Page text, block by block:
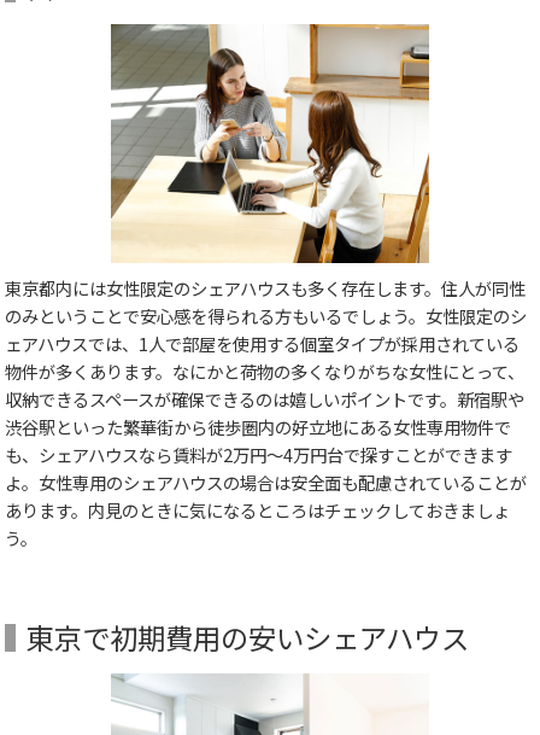
東京都内には女性限定のシェアハウスも多く存在します。住人が同性
のみということで安心感を得られる方もいるでしょう。女性限定のシ
ェアハウスでは、1人で部屋を使用する個室タイプが採用されている
物件が多くあります。なにかと荷物の多くなりがちな女性にとって、
収納できるスペースが確保できるのは嬉しいポイントです。新宿駅や
渋谷駅といった繁華街から徒歩圏内の好立地にある女性専用物件で
も、シェアハウスなら賃料が2万円～4万円台で探すことができます
よ。女性専用のシェアハウスの場合は安全面も配慮されていることが
あります。内見のときに気になるところはチェックしておきましょ
う。
東京で初期費用の安いシェアハウス